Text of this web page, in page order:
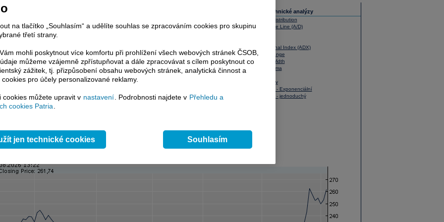
select
s indexem
select
Zobrazovat objem
select
průměr 1
select
Odeslat
Slovník technické analýzy
Accumulation / Distribution
Advance - Decline Line (A/D)
Average Directional Index (ADX)
Average True Range
Bollinger Band Width
Bollingerova pásma
Index relativní síly
Klouzavý průměr - Exponenciální
Klouzavý průměr - jednoduchý
Price Rate of Change
na tlačítko „Souhlasím“ a udělíte souhlas se zpracováním cookies pro skupinu
třetí strany.
mohli poskytnout více komfortu při prohlížení všech webových stránek ČSOB,
můžeme vzájemně zpřístupňovat a dále zpracovávat s cílem poskytnout co
zážitek, tj. přizpůsobení obsahu webových stránek, analytická činnost a
pro účely personalizované reklamy.
cookies můžete upravit v nastavení . Podrobnosti najdete v Přehledu a
cookies Patria
jen technické cookies Souhlasím